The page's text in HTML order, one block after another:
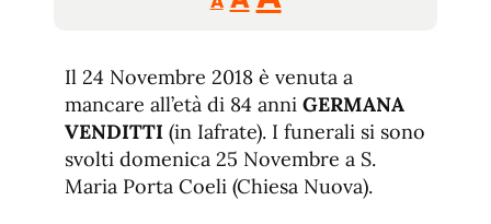
tamaño
de
fuente
de
fuente.
Il 24 Novembre 2018 è venuta a
mancare all’età di 84 anni GERMANA
VENDITTI (in Iafrate). I funerali si sono
svolti domenica 25 Novembre a S.
Maria Porta Coeli (Chiesa Nuova).